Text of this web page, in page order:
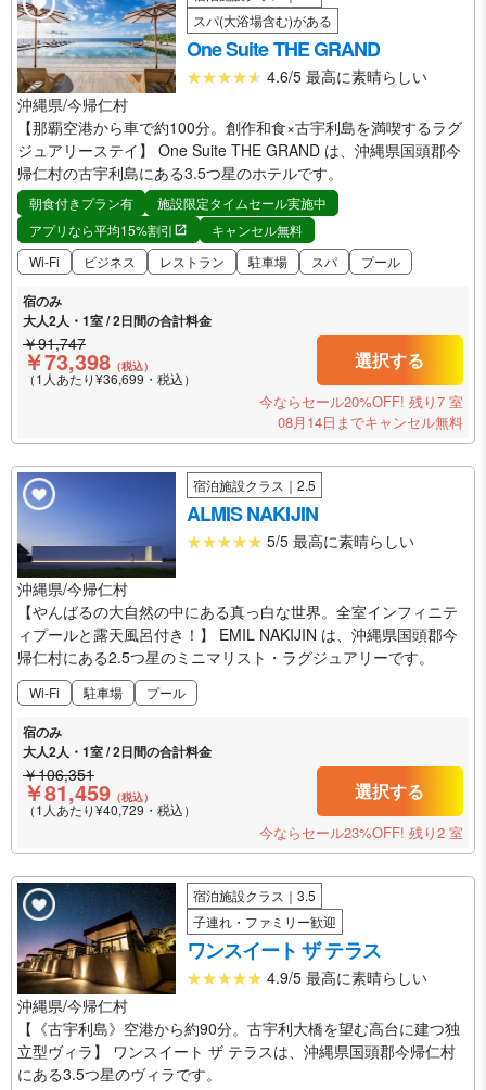
スパ(大浴場含む)がある
One Suite THE GRAND
4.6/5 最高に素晴らしい
沖縄県/今帰仁村
【那覇空港から車で約100分。創作和食×古宇利島を満喫するラグ
ジュアリーステイ】 One Suite THE GRAND は、沖縄県国頭郡今
帰仁村の古宇利島にある3.5つ星のホテルです。
朝食付きプラン有
施設限定タイムセール実施中
アプリなら平均15%割引
キャンセル無料
Wi-Fi
ビジネス レストラン 駐車場 スパ プール
宿のみ
大人2人・1室 / 2日間の合計料金
￥91,747
￥73,398 （税込）
（1人あたり¥36,699・税込）
選択する
今ならセール20%OFF! 残り7 室
08月14日までキャンセル無料
宿泊施設クラス｜2.5
ALMIS NAKIJIN
5/5 最高に素晴らしい
沖縄県/今帰仁村
【やんばるの大自然の中にある真っ白な世界。全室インフィニテ
ィプールと露天風呂付き！】 EMIL NAKIJIN は、沖縄県国頭郡今
帰仁村にある2.5つ星のミニマリスト・ラグジュアリーです。
Wi-Fi 駐車場 プール
宿のみ
大人2人・1室 / 2日間の合計料金
￥106,351
￥81,459 （税込）
（1人あたり¥40,729・税込）
選択する
今ならセール23%OFF! 残り2 室
宿泊施設クラス｜3.5
子連れ・ファミリー歓迎
ワンスイート ザ テラス
4.9/5 最高に素晴らしい
沖縄県/今帰仁村
【《古宇利島》空港から約90分。古宇利大橋を望む高台に建つ独
立型ヴィラ】 ワンスイート ザ テラスは、沖縄県国頭郡今帰仁村
にある3.5つ星のヴィラです。